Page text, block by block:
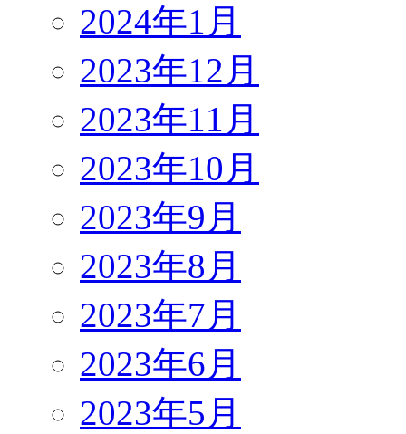
2024年1月
2023年12月
2023年11月
2023年10月
2023年9月
2023年8月
2023年7月
2023年6月
2023年5月